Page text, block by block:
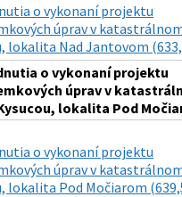
o vykonaní projektu
úprav v
lokalita Nad Jantovom
o vykonaní projektu
úprav v
lokalita Pod
o vykonaní projektu
úprav v
lokalita Pod Močiarom